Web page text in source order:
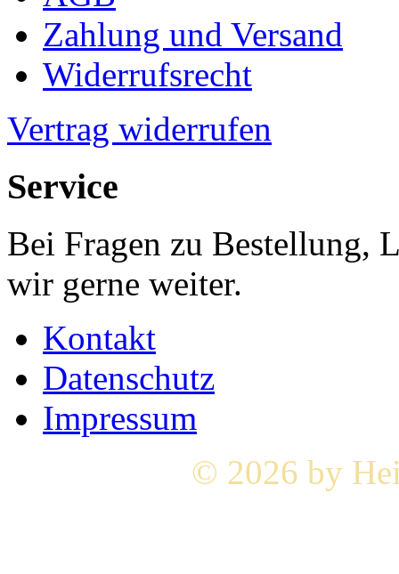
Zahlung und Versand
Widerrufsrecht
Vertrag widerrufen
Service
Bei Fragen zu Bestellung,
wir gerne weiter.
Kontakt
Datenschutz
Impressum
© 2026 by